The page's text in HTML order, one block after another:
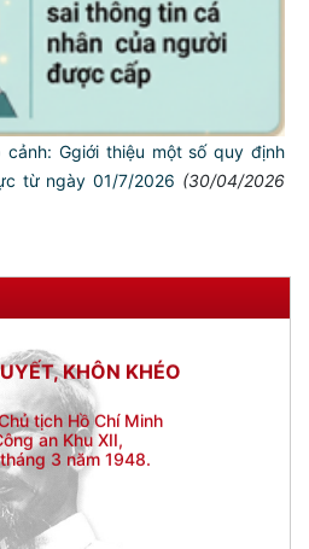
cảnh: Ggiới thiệu một số quy định
từ ngày 01/7/2026 (30/04/2026
ÁI GIÚP ĐỠ
TRUNG THÀNH
LỄ PHÉP
KHÔN KHÉO
tịch Hồ Chí Minh
an Khu XII,
3 năm 1948.